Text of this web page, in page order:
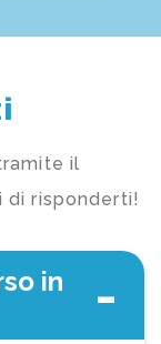
il
risponderti!
in